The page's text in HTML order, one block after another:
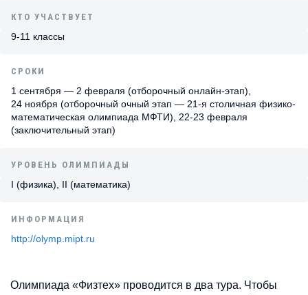
КТО УЧАСТВУЕТ
9-11 классы
СРОКИ
1 сентября — 2 февраля (отборочный онлайн-этап),
24 ноября (отборочный очный этап — 21-я столичная физико-
математическая олимпиада МФТИ), 22-23 февраля
(заключительный этап)
УРОВЕНЬ ОЛИМПИАДЫ
I (физика), II (математика)
ИНФОРМАЦИЯ
http://olymp.mipt.ru
Олимпиада «Физтех» проводится в два тура. Чтобы